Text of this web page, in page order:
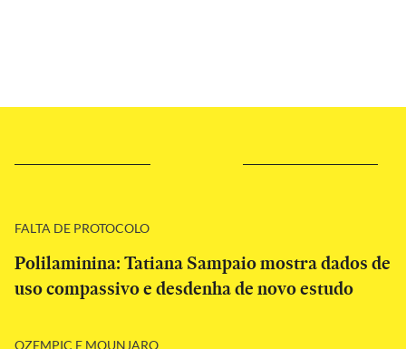
FALTA DE PROTOCOLO
Polilaminina: Tatiana Sampaio mostra dados de
uso compassivo e desdenha de novo estudo
OZEMPIC E MOUNJARO